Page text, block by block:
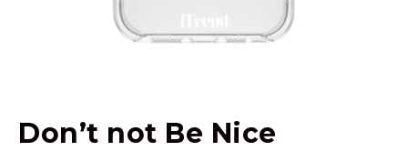
Don’t not Be Nice